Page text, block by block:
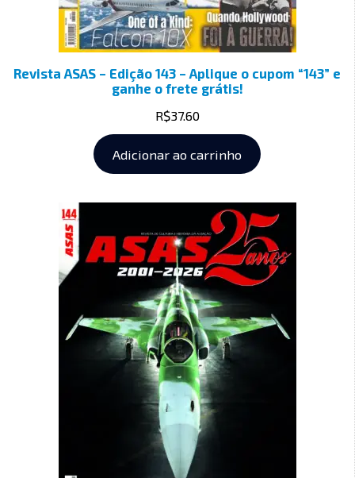
Revista ASAS – Edição 143 – Aplique o cupom “143” e
ganhe o frete grátis!
R$37.60
Adicionar ao carrinho